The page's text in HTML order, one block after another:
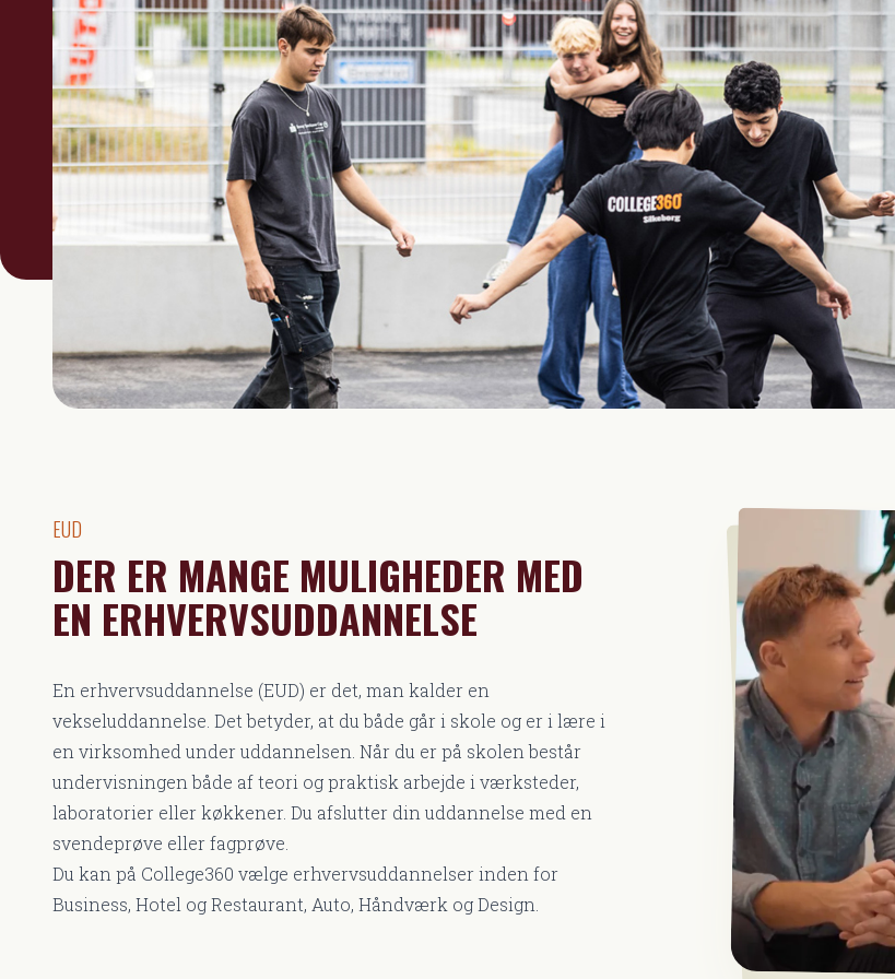
EUD
DER ER MANGE MULIGHEDER MED
EN ERHVERVSUDDANNELSE
En erhvervsuddannelse (EUD) er det, man kalder en
vekseluddannelse. Det betyder, at du både går i skole og er i lære i
en virksomhed under uddannelsen. Når du er på skolen består
undervisningen både af teori og praktisk arbejde i værksteder,
laboratorier eller køkkener. Du afslutter din uddannelse med en
svendeprøve eller fagprøve.
Du kan på College360 vælge erhvervsuddannelser inden for
Business, Hotel og Restaurant, Auto, Håndværk og Design.